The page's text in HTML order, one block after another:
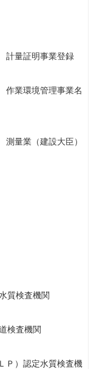
証明事業登録
管理事業名
業（建設大臣）
質検査機関
検査機関
Ｐ）認定水質検査機